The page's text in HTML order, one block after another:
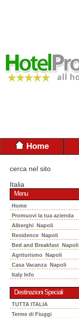
Home
cerca nel sito
Italia
Menu
Home
Promuovi la tua azienda
Alberghi Napoli
Residence Napoli
Bed and Breakfast Napoli
Agriturismo Napoli
Casa Vacanza Napoli
Italy Info
Destinazioni Speciali
TUTTA ITALIA
Terme di Fiuggi